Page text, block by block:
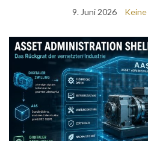
9. Juni 2026